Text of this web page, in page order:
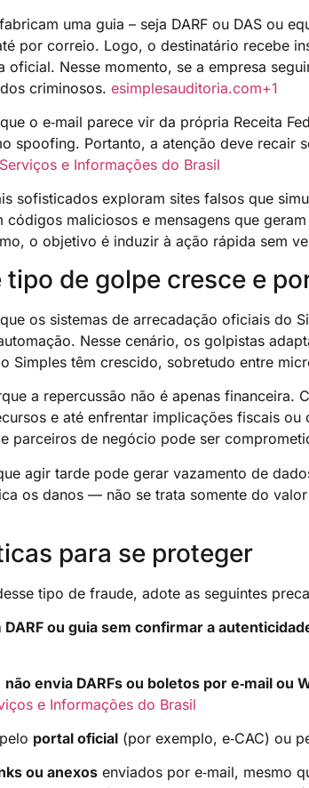
uma guia – seja DARF ou DAS ou
por correio. Logo, o destinatário recebe
oficial. Nesse momento, se a empresa
criminosos. esimplesauditoria.com+1
o e‑mail parece vir da própria Receita
spoofing. Portanto, a atenção deve recair
Serviços e Informações do Brasil
sofisticados exploram sites falsos que
maliciosos e mensagens que
o objetivo é induzir à ação rápida sem
tipo de golpe cresce e
os sistemas de arrecadação oficiais do
Nesse cenário, os golpistas
Simples têm crescido, sobretudo entre
a repercussão não é apenas financeira.
e até enfrentar implicações fiscais
parceiros de negócio pode ser
agir tarde pode gerar vazamento de
os danos — não se trata somente do
para se proteger
tipo de fraude, adote as seguintes
DARF ou guia sem confirmar a
não envia DARFs ou boletos por e‑mail ou
e Informações do Brasil
portal oficial (por exemplo, e‑CAC) ou
ou anexos enviados por e‑mail, mesmo